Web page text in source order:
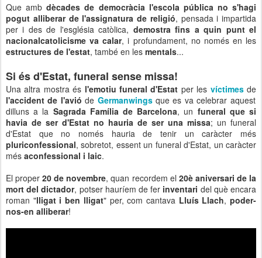
Que ambdècades de democràcia l'escola pública no s'hagi
pogut alliberar de l'assignatura de religió, pensada i impartida
per i des de l'església catòlica, demostra fins a quin punt el
nacionalcatolicisme va calar, i profundament, no només en les
estructures de l'estat, també en les mentals...
Si és d'Estat, funeral sense missa!
Una altra mostra és l'emotiu funeral d'Estat per les víctimesde
l'accident de l'avió de Germanwingsque es va celebrar aquest
dilluns a la Sagrada Família de Barcelona, un funeral que si
havia de ser d'Estat no hauria de ser una missa; un funeral
d'Estat que no només hauria de tenir un caràcter més
pluriconfessional, sobretot, essent un funeral d'Estat, un caràcter
més aconfessional i laic.
El proper20 de novembre, quan recordem el 20è aniversari de la
mort del dictador, potser hauríem de fer inventari del què encara
roman "lligat i ben lligat" per, com cantava Lluís Llach,poder-
nos-en alliberar!